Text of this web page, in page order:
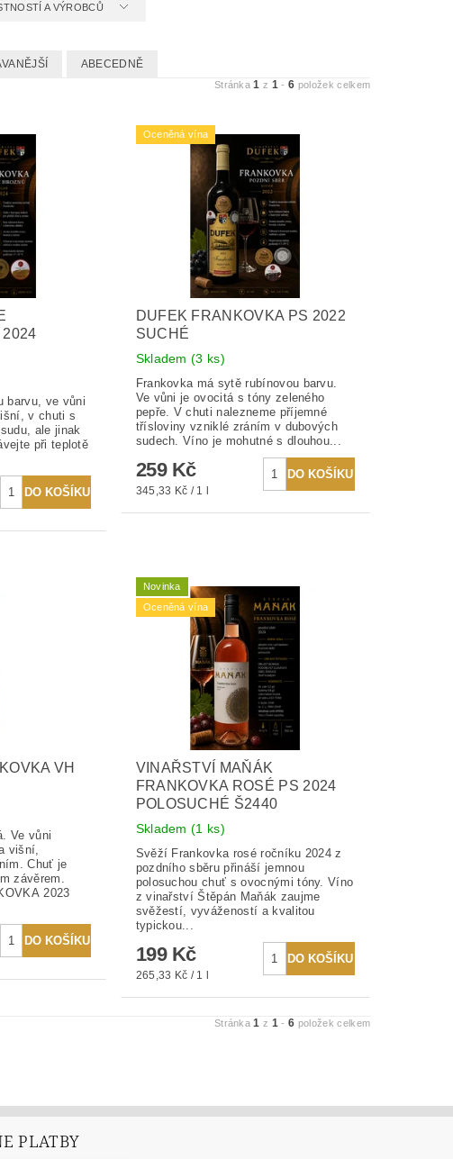
A VÝROBCŮ
ABECEDNĚ
Stránka1 z 1 -6 položek celkem
2024
barvu, ve vůni
v chuti s
ale jinak
při teplotě
Oceněná vína
DUFEK FRANKOVKA PS 2022
SUCHÉ
Skladem(3 ks)
Frankovka má sytě rubínovou barvu.
Ve vůni je ovocitá s tóny zeleného
pepře. V chuti nalezneme příjemné
třísloviny vzniklé zráním v dubových
sudech. Víno je mohutné s dlouhou...
259 Kč
345,33 Kč / 1 l
VH
Ve vůni
višní,
Chuť je
závěrem.
2023
Novinka
Oceněná vína
VINAŘSTVÍ MAŇÁK
FRANKOVKA ROSÉ PS 2024
POLOSUCHÉ Š2440
Skladem(1 ks)
Svěží Frankovka rosé ročníku 2024 z
pozdního sběru přináší jemnou
polosuchou chuť s ovocnými tóny. Víno
z vinařství Štěpán Maňák zaujme
svěžestí, vyvážeností a kvalitou
typickou...
199 Kč
265,33 Kč / 1 l
Stránka1 z 1 -6 položek celkem
PLATBY